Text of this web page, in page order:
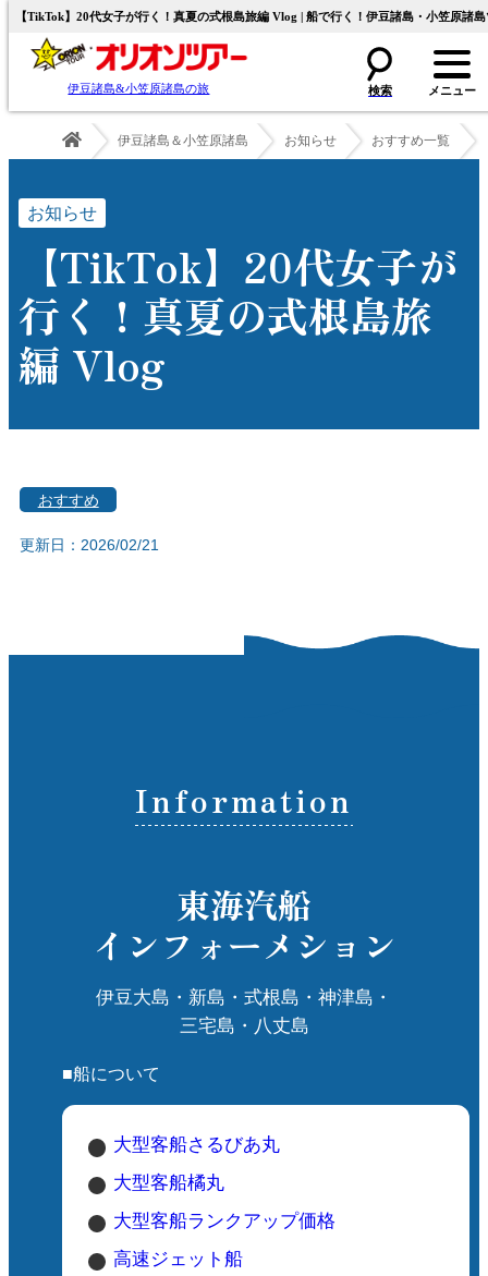
【TikTok】20代女子が行く！真夏の式根島旅編 Vlog | 船で行く！伊豆諸島・小笠原諸
伊豆諸島&小笠原諸島の旅
伊豆諸島＆小笠原諸島 お知らせ おすすめ一覧
お知らせ
【TikTok】20代女子が
行く！真夏の式根島旅
編 Vlog
おすすめ
更新日：2026/02/21
Information
東海汽船
インフォーメション
伊豆大島・新島・式根島・神津島・
三宅島・八丈島
■船について
大型客船さるびあ丸
大型客船橘丸
大型客船ランクアップ価格
高速ジェット船